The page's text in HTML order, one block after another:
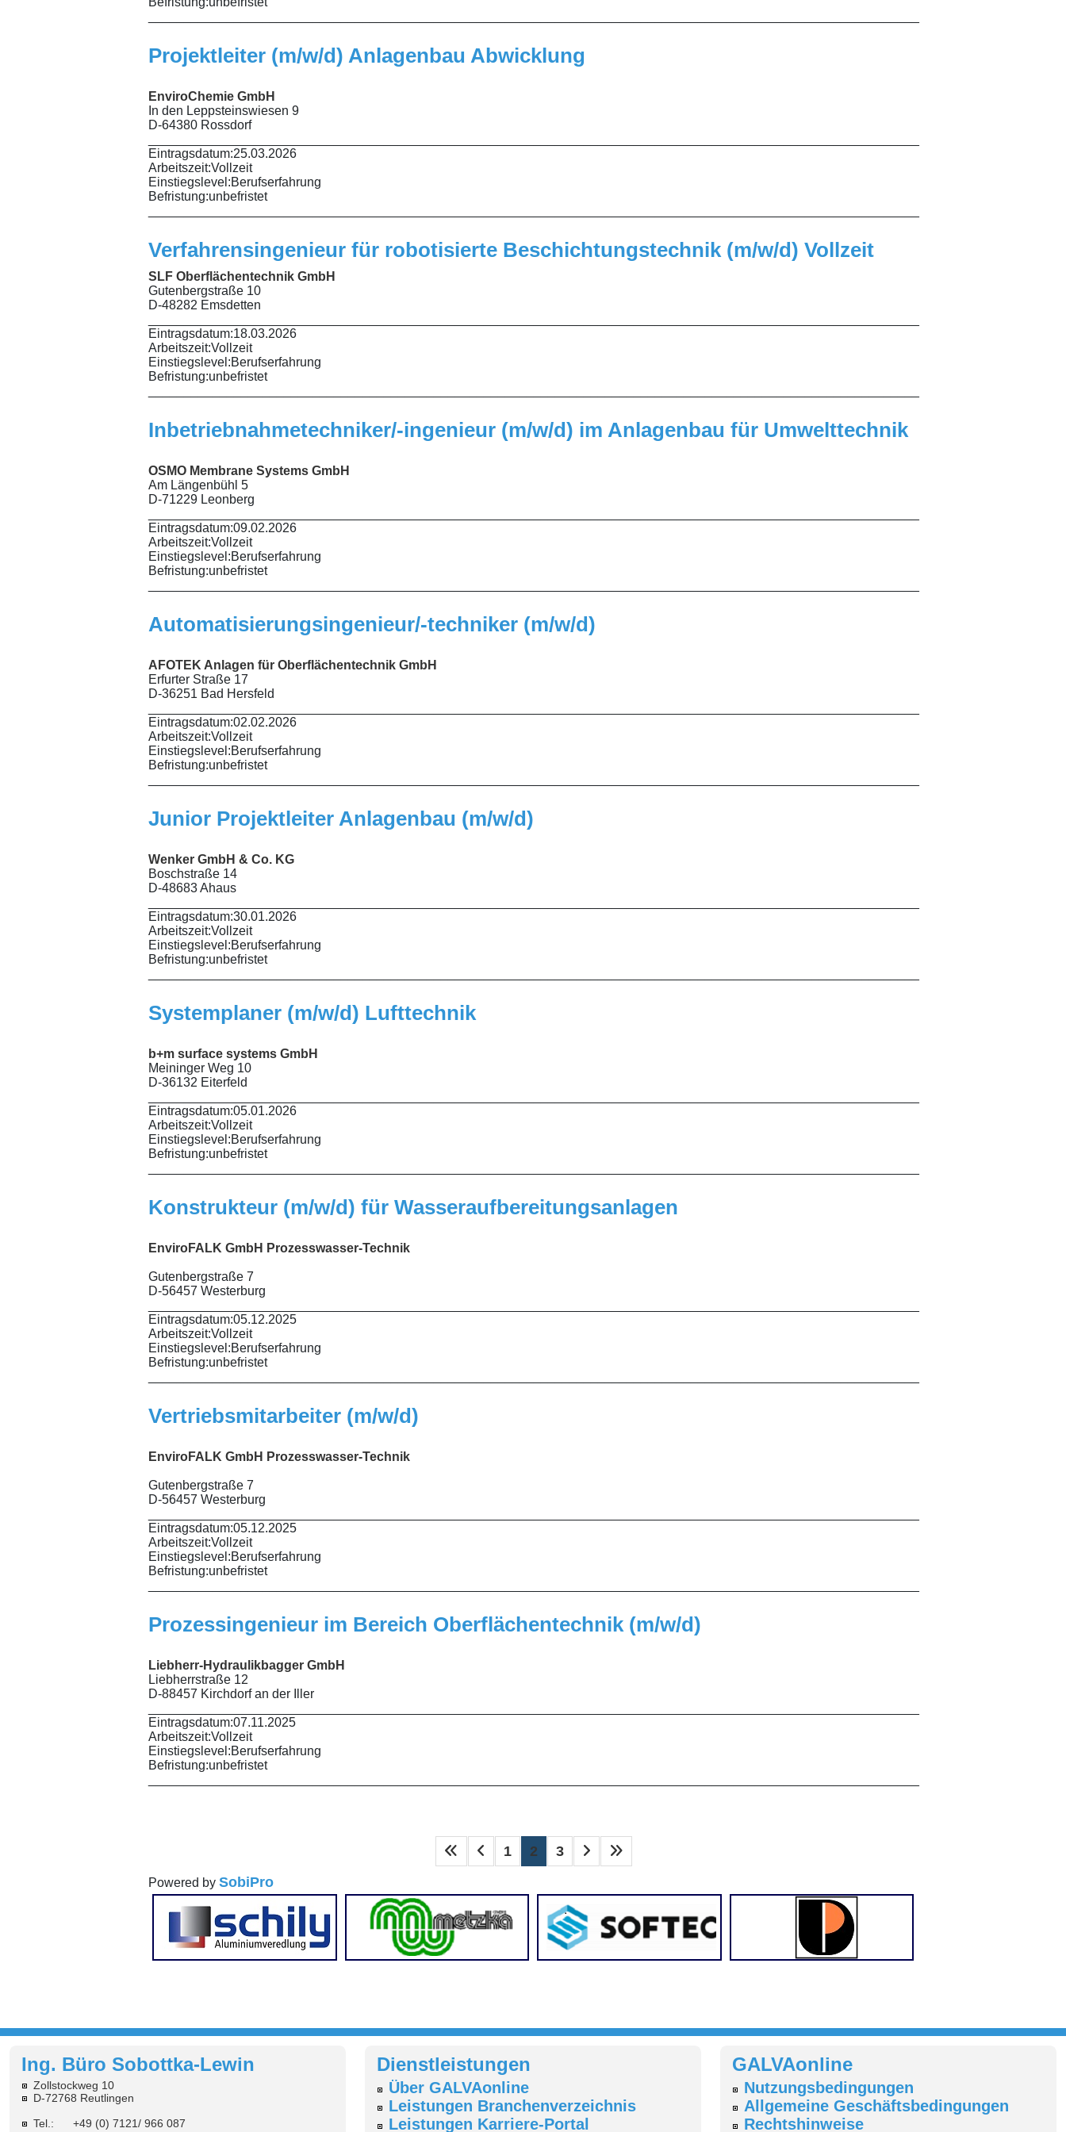
Projektleiter (m/w/d) Anlagenbau Abwicklung
EnviroChemie GmbH
In den Leppsteinswiesen 9
D-64380 Rossdorf
Eintragsdatum:25.03.2026
Arbeitszeit:Vollzeit
Einstiegslevel:Berufserfahrung
Befristung:unbefristet
Verfahrensingenieur für robotisierte Beschichtungstechnik (m/w/d) Vollzeit
SLF Oberflächentechnik GmbH
Gutenbergstraße 10
D-48282 Emsdetten
Eintragsdatum:18.03.2026
Arbeitszeit:Vollzeit
Einstiegslevel:Berufserfahrung
Befristung:unbefristet
Inbetriebnahmetechniker/-ingenieur (m/w/d) im Anlagenbau für Umwelttechnik
OSMO Membrane Systems GmbH
Am Längenbühl 5
D-71229 Leonberg
Eintragsdatum:09.02.2026
Arbeitszeit:Vollzeit
Einstiegslevel:Berufserfahrung
Befristung:unbefristet
Automatisierungsingenieur/-techniker (m/w/d)
AFOTEK Anlagen für Oberflächentechnik GmbH
Erfurter Straße 17
D-36251 Bad Hersfeld
Eintragsdatum:02.02.2026
Arbeitszeit:Vollzeit
Einstiegslevel:Berufserfahrung
Befristung:unbefristet
Junior Projektleiter Anlagenbau (m/w/d)
Wenker GmbH & Co. KG
Boschstraße 14
D-48683 Ahaus
Eintragsdatum:30.01.2026
Arbeitszeit:Vollzeit
Einstiegslevel:Berufserfahrung
Befristung:unbefristet
Systemplaner (m/w/d) Lufttechnik
b+m surface systems GmbH
Meininger Weg 10
D-36132 Eiterfeld
Eintragsdatum:05.01.2026
Arbeitszeit:Vollzeit
Einstiegslevel:Berufserfahrung
Befristung:unbefristet
Konstrukteur (m/w/d) für Wasseraufbereitungsanlagen
EnviroFALK GmbH Prozesswasser-Technik
Gutenbergstraße 7
D-56457 Westerburg
Eintragsdatum:05.12.2025
Arbeitszeit:Vollzeit
Einstiegslevel:Berufserfahrung
Befristung:unbefristet
Vertriebsmitarbeiter (m/w/d)
EnviroFALK GmbH Prozesswasser-Technik
Gutenbergstraße 7
D-56457 Westerburg
Eintragsdatum:05.12.2025
Arbeitszeit:Vollzeit
Einstiegslevel:Berufserfahrung
Befristung:unbefristet
Prozessingenieur im Bereich Oberflächentechnik (m/w/d)
Liebherr-Hydraulikbagger GmbH
Liebherrstraße 12
D-88457 Kirchdorf an der Iller
Eintragsdatum:07.11.2025
Arbeitszeit:Vollzeit
Einstiegslevel:Berufserfahrung
Befristung:unbefristet
1 2 3
Powered by SobiPro
Ing. Büro Sobottka-Lewin
Zollstockweg 10
D-72768 Reutlingen
Tel.: +49 (0) 7121/ 966 087
Dienstleistungen
Über GALVAonline
Leistungen Branchenverzeichnis
Leistungen Karriere-Portal
GALVAonline
Nutzungsbedingungen
Allgemeine Geschäftsbedingungen
Rechtshinweise